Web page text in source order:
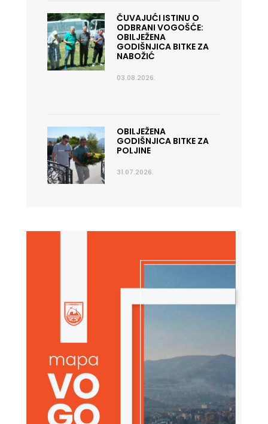
ČUVAJUĆI ISTINU O
ODBRANI VOGOŠĆE:
OBILJEŽENA
GODIŠNJICA BITKE ZA
NABOŽIĆ
03.08.2026.
OBILJEŽENA
GODIŠNJICA BITKE ZA
POLJINE
31.07.2026.